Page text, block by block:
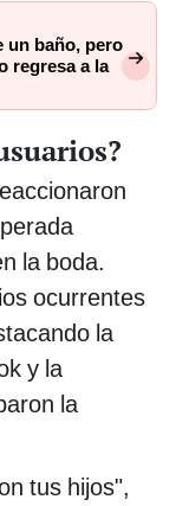
un baño, pero
regresa a la
la boda.
ocurrentes
la
y la
la
tus hijos",